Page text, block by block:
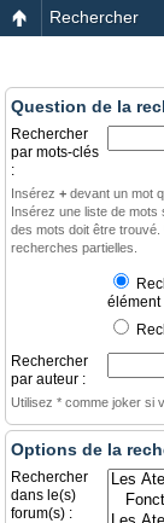
Rechercher
Question de la
Rechercher
par mots-clés
:
Insérez + devant un mot
Insérez une liste de
des mots doit être
recherches partielles.
élément
Rechercher
par auteur :
Utilisez * comme joker si
Options de la
Rechercher
dans le(s)
forum(s) :